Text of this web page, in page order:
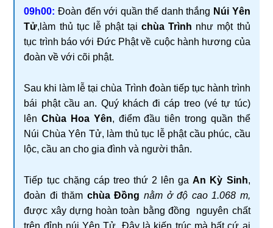
09h00: Đoàn đến với quần thể danh thắng Núi Yên
Tử,làm thủ tục lễ phật tạichùa Trình như một thủ
tục trình báo với Đức Phật về cuộc hành hương của
đoàn về với cõi phật.
Sau khi làm lễ tại chùa Trình đoàn tiếp tục hành trình
bái phật cầu an. Quý khách đi cáp treo (vé tự túc)
lênChùa Hoa Yên, điểm đầu tiên trong quần thể
Núi Chùa Yên Tử, làm thủ tục lễ phật cầu phúc, cầu
lộc, cầu an cho gia đình và người thân.
Tiếp tục chặng cáp treo thứ 2 lên gaAn Kỳ Sinh,
đoàn đi thăm chùa Đồngnằm ở độ cao 1.068 m,
được xây dựng hoàn toàn bằng đồng nguyên chất
trên đỉnh núi Yên Tử. Đây là kiến trúc mà bất cứ ai